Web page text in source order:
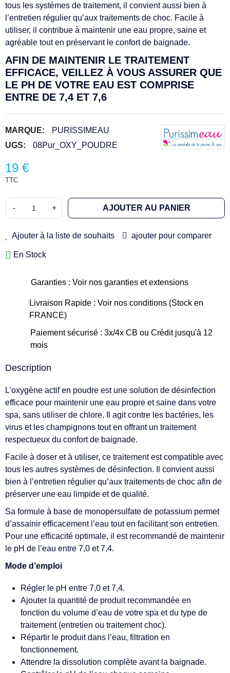
tous les systèmes de traitement, il convient aussi bien à
l’entretien régulier qu’aux traitements de choc. Facile à
utiliser, il contribue à maintenir une eau propre, saine et
agréable tout en préservant le confort de baignade.
AFIN DE MAINTENIR LE TRAITEMENT
EFFICACE, VEILLEZ À VOUS ASSURER QUE
LE PH DE VOTRE EAU EST COMPRISE
ENTRE DE 7,4 ET 7,6
MARQUE:
PURISSIMEAU
UGS:
08Pur_OXY_POUDRE
19 €
TTC
- + AJOUTER AU PANIER
Ajouter à la liste de souhaits ajouter pour comparer
En Stock
Garanties : Voir nos garanties et extensions
Livraison Rapide : Voir nos conditions (Stock en
FRANCE)
Paiement sécurisé : 3x/4x CB ou Crédit jusqu'à 12
mois
Description
L’oxygène actif en poudre est une solution de désinfection
efficace pour maintenir une eau propre et saine dans votre
spa, sans utiliser de chlore. Il agit contre les bactéries, les
virus et les champignons tout en offrant un traitement
respectueux du confort de baignade.
Facile à doser et à utiliser, ce traitement est compatible avec
tous les autres systèmes de désinfection. Il convient aussi
bien à l’entretien régulier qu’aux traitements de choc afin de
préserver une eau limpide et de qualité.
Sa formule à base de monopersulfate de potassium permet
d’assainir efficacement l’eau tout en facilitant son entretien.
Pour une efficacité optimale, il est recommandé de maintenir
le pH de l’eau entre 7,0 et 7,4.
Mode d’emploi
Régler le pH entre 7,0 et 7,4.
Ajouter la quantité de produit recommandée en
fonction du volume d’eau de votre spa et du type de
traitement (entretien ou traitement choc).
Répartir le produit dans l’eau, filtration en
fonctionnement.
Attendre la dissolution complète avant la baignade.